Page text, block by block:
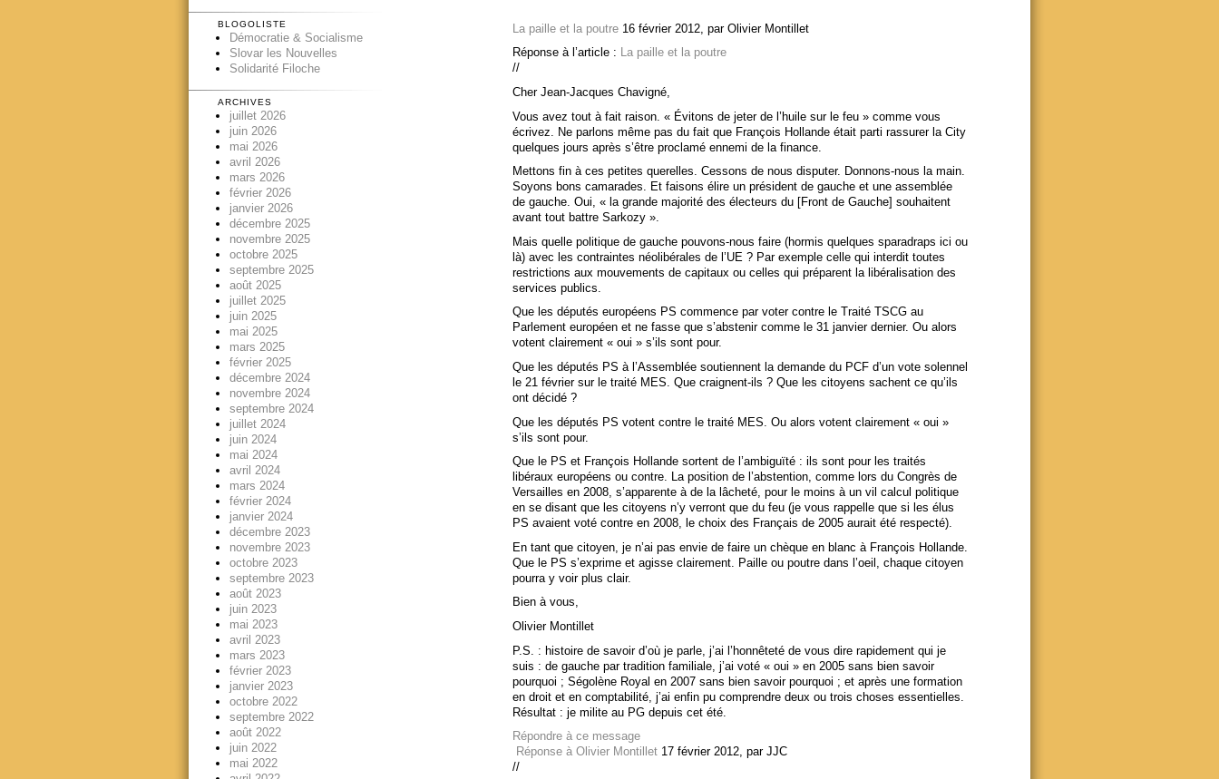
La paille et la poutre16 février 2012, par Olivier Montillet
Réponse à l’article : La paille et la poutre
//
Cher Jean-Jacques Chavigné,
Vous avez tout à fait raison. « Évitons de jeter de l’huile sur le feu » comme vous
écrivez. Ne parlons même pas du fait que François Hollande était parti rassurer la City
quelques jours après s’être proclamé ennemi de la finance.
Mettons fin à ces petites querelles. Cessons de nous disputer. Donnons-nous la main.
Soyons bons camarades. Et faisons élire un président de gauche et une assemblée
de gauche. Oui, « la grande majorité des électeurs du [Front de Gauche] souhaitent
avant tout battre Sarkozy ».
Mais quelle politique de gauche pouvons-nous faire (hormis quelques sparadraps ici ou
là) avec les contraintes néolibérales de l’UE ? Par exemple celle qui interdit toutes
restrictions aux mouvements de capitaux ou celles qui préparent la libéralisation des
services publics.
Que les députés européens PS commence par voter contre le Traité TSCG au
Parlement européen et ne fasse que s’abstenir comme le 31 janvier dernier. Ou alors
votent clairement « oui » s’ils sont pour.
Que les députés PS à l’Assemblée soutiennent la demande du PCF d’un vote solennel
le 21 février sur le traité MES. Que craignent-ils ? Que les citoyens sachent ce qu’ils
ont décidé ?
Que les députés PS votent contre le traité MES. Ou alors votent clairement « oui »
s’ils sont pour.
Que le PS et François Hollande sortent de l’ambiguïté : ils sont pour les traités
libéraux européens ou contre. La position de l’abstention, comme lors du Congrès de
Versailles en 2008, s’apparente à de la lâcheté, pour le moins à un vil calcul politique
en se disant que les citoyens n’y verront que du feu (je vous rappelle que si les élus
PS avaient voté contre en 2008, le choix des Français de 2005 aurait été respecté).
En tant que citoyen, je n’ai pas envie de faire un chèque en blanc à François Hollande.
Que le PS s’exprime et agisse clairement. Paille ou poutre dans l’oeil, chaque citoyen
pourra y voir plus clair.
Bien à vous,
Olivier Montillet
P.S. : histoire de savoir d’où je parle, j’ai l’honnêteté de vous dire rapidement qui je
suis : de gauche par tradition familiale, j’ai voté « oui » en 2005 sans bien savoir
pourquoi ; Ségolène Royal en 2007 sans bien savoir pourquoi ; et après une formation
en droit et en comptabilité, j’ai enfin pu comprendre deux ou trois choses essentielles.
Résultat : je milite au PG depuis cet été.
Répondre à ce message
Réponse à Olivier Montillet17 février 2012, par JJC
//
BLOGOLISTE
Démocratie & Socialisme
Slovar les Nouvelles
Solidarité Filoche
ARCHIVES
juillet 2026
juin 2026
mai 2026
avril 2026
mars 2026
février 2026
janvier 2026
décembre 2025
novembre 2025
octobre 2025
septembre 2025
août 2025
juillet 2025
juin 2025
mai 2025
mars 2025
février 2025
décembre 2024
novembre 2024
septembre 2024
juillet 2024
juin 2024
mai 2024
avril 2024
mars 2024
février 2024
janvier 2024
décembre 2023
novembre 2023
octobre 2023
septembre 2023
août 2023
juin 2023
mai 2023
avril 2023
mars 2023
février 2023
janvier 2023
octobre 2022
septembre 2022
août 2022
juin 2022
mai 2022